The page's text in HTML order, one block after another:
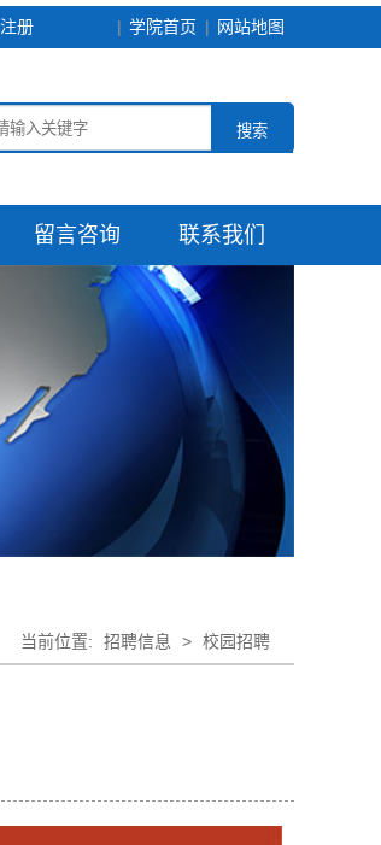
注册 学院首页 网站地图
搜索
留言咨询 联系我们
当前位置: 招聘信息 > 校园招聘